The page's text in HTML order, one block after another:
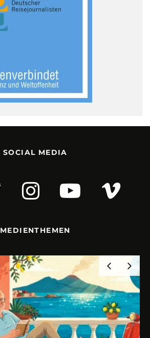
SOCIAL MEDIA
MEDIENTHEMEN